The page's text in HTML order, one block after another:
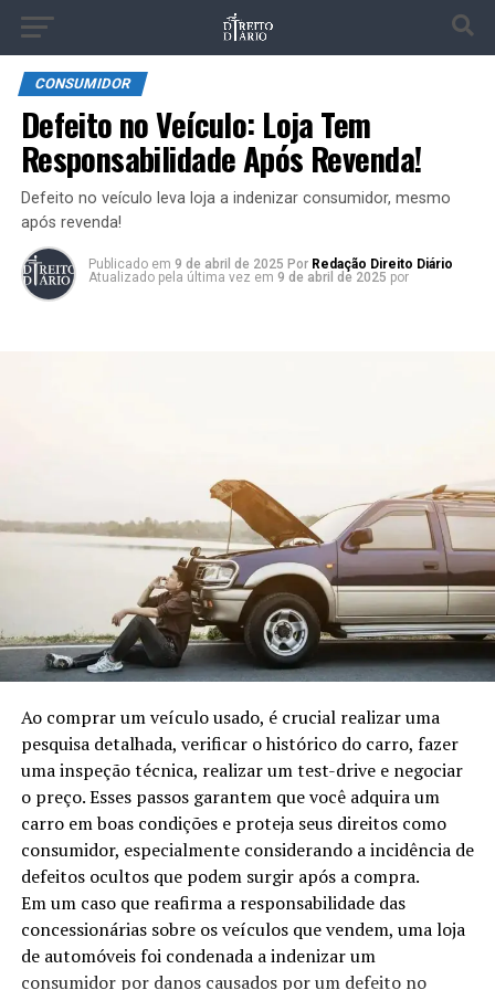
CONSUMIDOR
Defeito no Veículo: Loja Tem
Responsabilidade Após Revenda!
Defeito no veículo leva loja a indenizar consumidor, mesmo
após revenda!
Publicado em 9 de abril de 2025 Por Redação Direito Diário
Atualizado pela última vez em 9 de abril de 2025 por
Ao comprar um veículo usado, é crucial realizar uma
pesquisa detalhada, verificar o histórico do carro, fazer
uma inspeção técnica, realizar um test-drive e negociar
o preço. Esses passos garantem que você adquira um
carro em boas condições e proteja seus direitos como
consumidor, especialmente considerando a incidência de
defeitos ocultos que podem surgir após a compra.
Em um caso que reafirma a responsabilidade das
concessionárias sobre os veículos que vendem, uma loja
de automóveis foi condenada a indenizar um
consumidor por danos causados por um defeito no